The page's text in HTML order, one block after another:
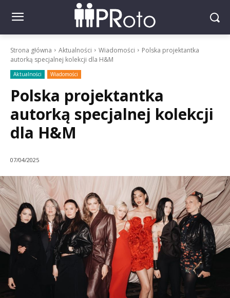
Strona główna Aktualności Wiadomości
Polska projektantka
autorką specjalnej kolekcji dla H&M
Aktualności Wiadomości
Polska projektantka
autorką specjalnej kolekcji
dla H&M
07/04/2025